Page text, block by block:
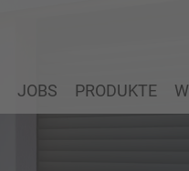
JOBS PRODUKTE